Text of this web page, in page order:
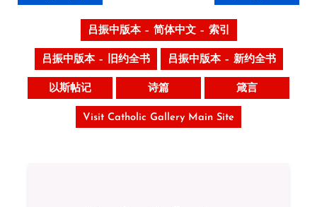
吕振中版本 – 简体中文 – 索引
吕振中版本 – 旧约全书 吕振中版本 – 新约全书
以斯帖记 诗篇 箴言
Visit Catholic Gallery Main Site